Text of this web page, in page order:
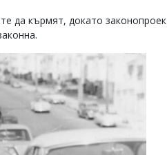
да кърмят, докато